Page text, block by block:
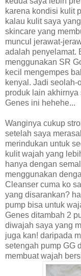
karena kondisi kulit
kalau kulit saya
skincare yang
muncul jerawat-
adalah penyelamat.
menggunakan SR
kecil mengempes
kenyal. Jadi
produk lain
Genes ini hehehe...
Wanginya cukup
setelah saya
merindukan untuk
kulit wajah yang
hanya dengan
menggunakan
Cleanser cuma ko
yang disarankan?
pump bisa untuk
Genes ditambah 2
diwajah saya yang
juga kan! daripada
setengah pump GG
membuat wajah